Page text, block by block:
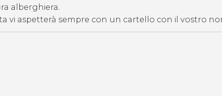
alberghiera.
vi aspetterà sempre con un cartello con il vostro